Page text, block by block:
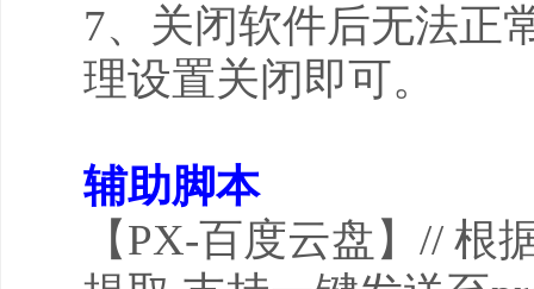
7、关闭软件后无法正
理设置关闭即可。
辅助脚本
【PX-百度云盘】//